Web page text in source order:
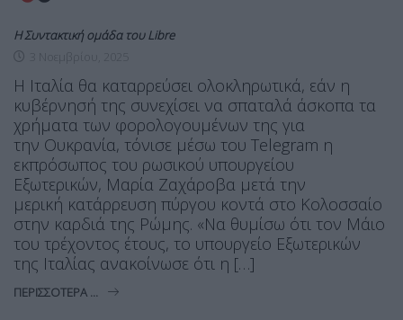
Η Συντακτική ομάδα του Libre
Η Ιταλία θα καταρρεύσει ολοκληρωτικά, εάν η
κυβέρνησή της συνεχίσει να σπαταλά άσκοπα τα
χρήματα των φορολογουμένων της για
την Ουκρανία, τόνισε μέσω του Telegram η
εκπρόσωπος του ρωσικού υπουργείου
Εξωτερικών, Μαρία Ζαχάροβα μετά την
μερική κατάρρευση πύργου κοντά στο Κολοσσαίο
στην καρδιά της Ρώμης. «Να θυμίσω ότι τον Μάιο
του τρέχοντος έτους, το υπουργείο Εξωτερικών
της Ιταλίας ανακοίνωσε ότι η […]
ΠΕΡΙΣΣΌΤΕΡΑ ...